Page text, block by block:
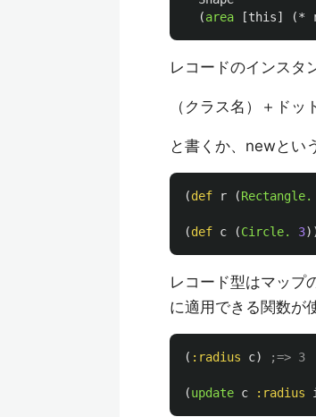
(area [this] (*
レコードのインスタ
（クラス名）＋ドッ
と書くか、newとい
(def r (Rectangle.
(def c (Circle. 3
レコード型はマップ
に適用できる関数が
( :radius c) ;=> 3
(update c :radius